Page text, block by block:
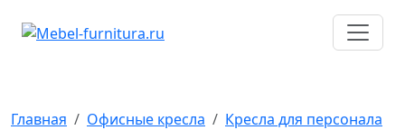
Главная Офисные кресла
Кресла для персонала